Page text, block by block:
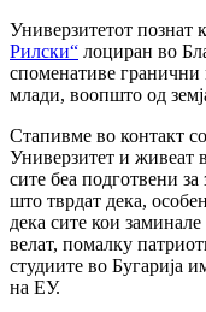
Универзитетот познат
Рилски“ лоциран во
споменативе гранични
млади, воопшто од
Стапивме во контакт
Универзитет и живеат
сите беа подготвени за
што тврдат дека,
дека сите кои
велат, помалку
студиите во Бугарија
на ЕУ.